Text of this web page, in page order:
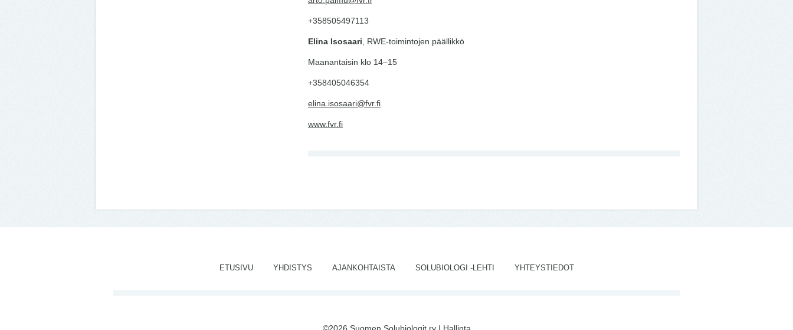
+358505497113
Elina Isosaari , RWE-toimintojen päällikkö
Maanantaisin klo 14–15
+358405046354
elina.isosaari@fvr.fi
www.fvr.fi
ETUSIVU YHDISTYS AJANKOHTAISTA SOLUBIOLOGI -LEHTI YHTEYSTIEDOT